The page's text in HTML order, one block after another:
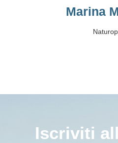
Marina
Iscriviti